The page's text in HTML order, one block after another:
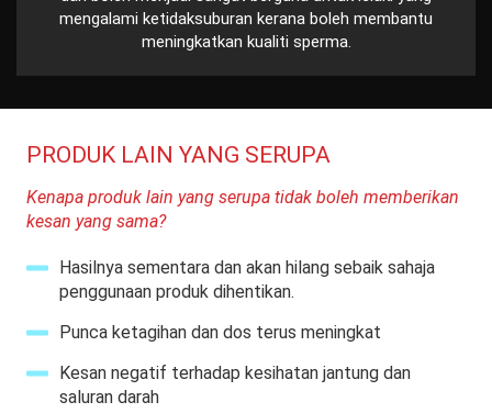
mengalami ketidaksuburan kerana boleh membantu
meningkatkan kualiti sperma.
PRODUK LAIN YANG SERUPA
Kenapa produk lain yang serupa tidak boleh memberikan
kesan yang sama?
Hasilnya sementara dan akan hilang sebaik sahaja
penggunaan produk dihentikan.
Punca ketagihan dan dos terus meningkat
Kesan negatif terhadap kesihatan jantung dan
saluran darah